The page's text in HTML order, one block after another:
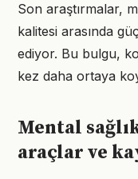
Son araştırmalar,
kalitesi arasında
ediyor. Bu bulgu,
kez daha ortaya
Mental
araçlar ve